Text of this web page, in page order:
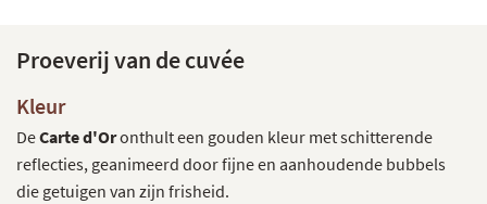
Proeverij van de cuvée
Kleur
DeCarte d'Oronthult een gouden kleur met schitterende
reflecties, geanimeerd door fijne en aanhoudende bubbels
die getuigen van zijn frisheid.